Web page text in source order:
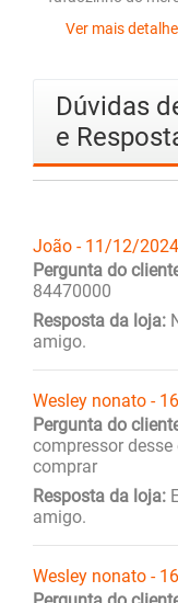
Ver mais
Dúvidas
e
João - 11/12/2024
Pergunta do
84470000
Resposta da loja:
amigo.
Wesley nonato -
Pergunta do
compressor
comprar
Resposta da loja:
amigo.
Wesley nonato -